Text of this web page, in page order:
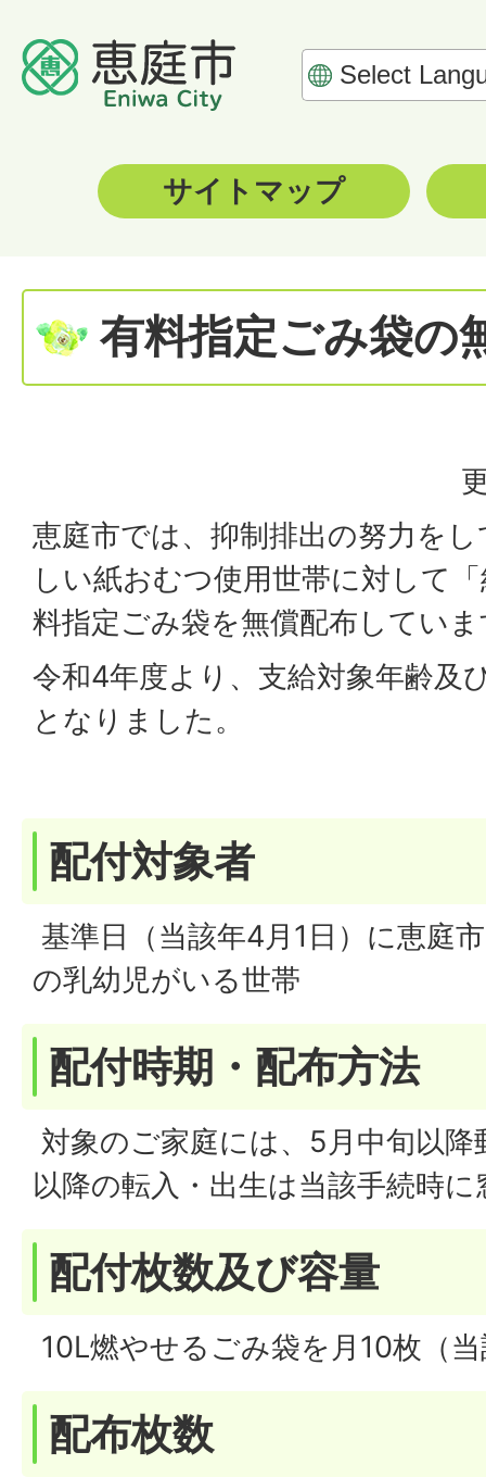
サイトマップ
有料指定ごみ袋の
恵庭市では、抑制排出の努力を
しい紙おむつ使用世帯に対して
料指定ごみ袋を無償配布してい
令和4年度より、支給対象年齢及
となりました。
配付対象者
基準日（当該年4月1日）に恵庭
の乳幼児がいる世帯
配付時期・配布方法
対象のご家庭には、5月中旬以
以降の転入・出生は当該手続時
配付枚数及び容量
10L燃やせるごみ袋を月10枚（
配布枚数